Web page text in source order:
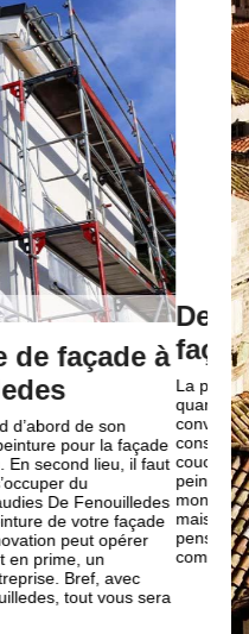
la peinture de
être utilisée n’importe
doivent être
sous le soleil n’est pas
Des crépis et des
de la réparation de la
l’élément que tout le
arrivant dans une
résultat de travail,
en couverture,
faire.
nos
et